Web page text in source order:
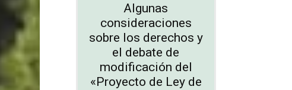
Algunas
consideraciones
sobre los derechos y
el debate de
modificación del
«Proyecto de Ley de